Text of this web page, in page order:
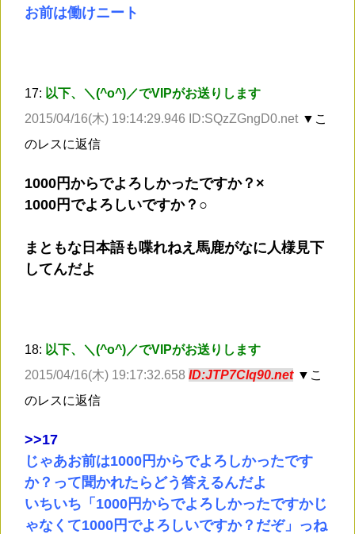
お前は働けニート
17: 以下、＼(^o^)／でVIPがお送りします
2015/04/16(木) 19:14:29.946 ID:SQzZGngD0.net ▼こ
のレスに返信
1000円からでよろしかったですか？×
1000円でよろしいですか？○
まともな日本語も喋れねえ馬鹿がなに人様見下
してんだよ
18: 以下、＼(^o^)／でVIPがお送りします
2015/04/16(木) 19:17:32.658 ID:JTP7Clq90.net ▼こ
のレスに返信
>>17
じゃあお前は1000円からでよろしかったです
か？って聞かれたらどう答えるんだよ
いちいち「1000円からでよろしかったですかじ
ゃなくて1000円でよろしいですか？だぞ」っね